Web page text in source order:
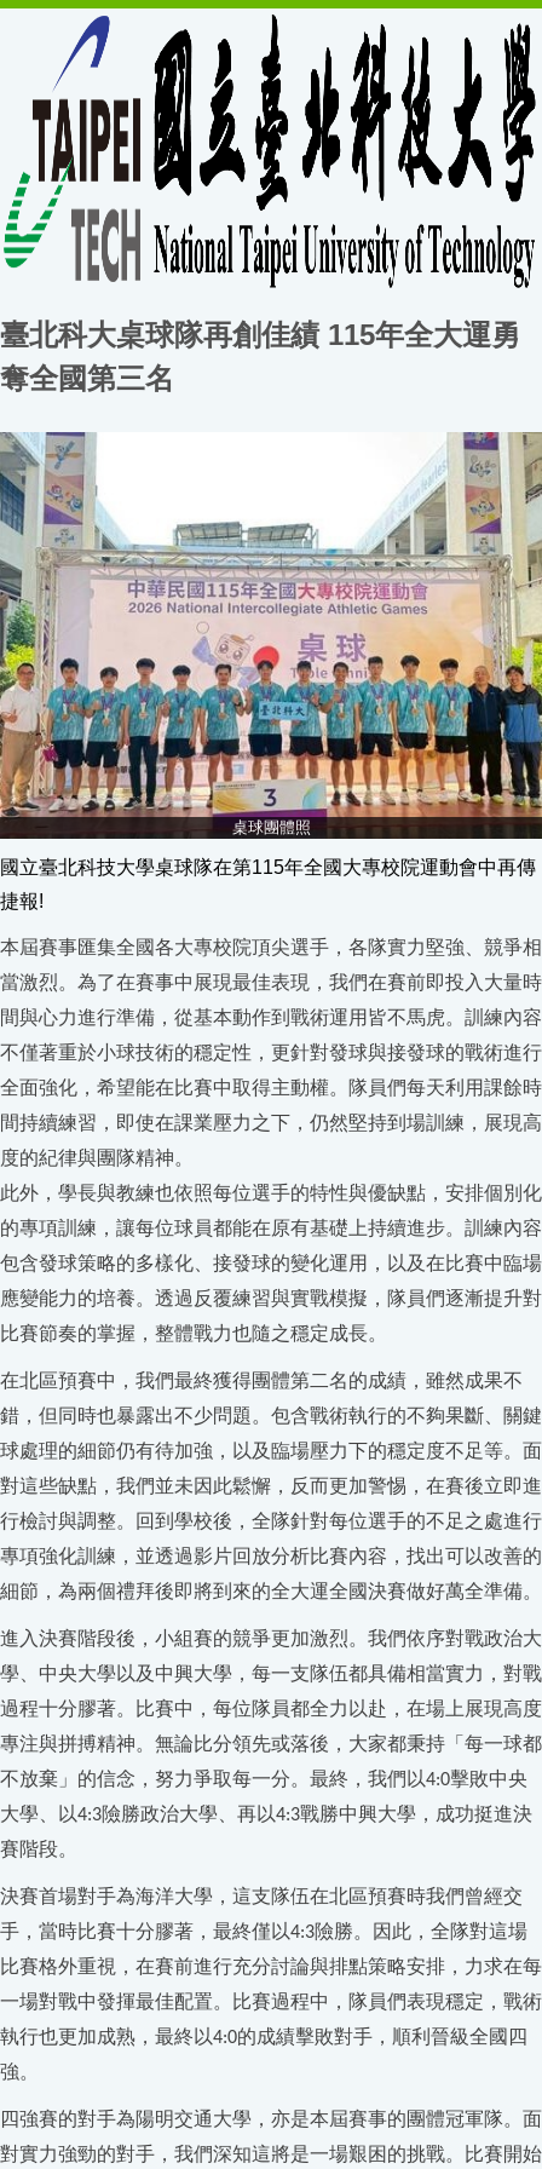
臺北科大桌球隊再創佳績 115年全大運勇
奪全國第三名
桌球團體照
國立臺北科技大學桌球隊在第115年全國大專校院運動會中再傳
捷報!
本屆賽事匯集全國各大專校院頂尖選手，各隊實力堅強、競爭相
當激烈。為了在賽事中展現最佳表現，我們在賽前即投入大量時
間與心力進行準備，從基本動作到戰術運用皆不馬虎。訓練內容
不僅著重於小球技術的穩定性，更針對發球與接發球的戰術進行
全面強化，希望能在比賽中取得主動權。隊員們每天利用課餘時
間持續練習，即使在課業壓力之下，仍然堅持到場訓練，展現高
度的紀律與團隊精神。
此外，學長與教練也依照每位選手的特性與優缺點，安排個別化
的專項訓練，讓每位球員都能在原有基礎上持續進步。訓練內容
包含發球策略的多樣化、接發球的變化運用，以及在比賽中臨場
應變能力的培養。透過反覆練習與實戰模擬，隊員們逐漸提升對
比賽節奏的掌握，整體戰力也隨之穩定成長。
在北區預賽中，我們最終獲得團體第二名的成績，雖然成果不
錯，但同時也暴露出不少問題。包含戰術執行的不夠果斷、關鍵
球處理的細節仍有待加強，以及臨場壓力下的穩定度不足等。面
對這些缺點，我們並未因此鬆懈，反而更加警惕，在賽後立即進
行檢討與調整。回到學校後，全隊針對每位選手的不足之處進行
專項強化訓練，並透過影片回放分析比賽內容，找出可以改善的
細節，為兩個禮拜後即將到來的全大運全國決賽做好萬全準備。
進入決賽階段後，小組賽的競爭更加激烈。我們依序對戰政治大
學、中央大學以及中興大學，每一支隊伍都具備相當實力，對戰
過程十分膠著。比賽中，每位隊員都全力以赴，在場上展現高度
專注與拼搏精神。無論比分領先或落後，大家都秉持「每一球都
不放棄」的信念，努力爭取每一分。最終，我們以4:0擊敗中央
大學、以4:3險勝政治大學、再以4:3戰勝中興大學，成功挺進決
賽階段。
決賽首場對手為海洋大學，這支隊伍在北區預賽時我們曾經交
手，當時比賽十分膠著，最終僅以4:3險勝。因此，全隊對這場
比賽格外重視，在賽前進行充分討論與排點策略安排，力求在每
一場對戰中發揮最佳配置。比賽過程中，隊員們表現穩定，戰術
執行也更加成熟，最終以4:0的成績擊敗對手，順利晉級全國四
強。
四強賽的對手為陽明交通大學，亦是本屆賽事的團體冠軍隊。面
對實力強勁的對手，我們深知這將是一場艱困的挑戰。比賽開始